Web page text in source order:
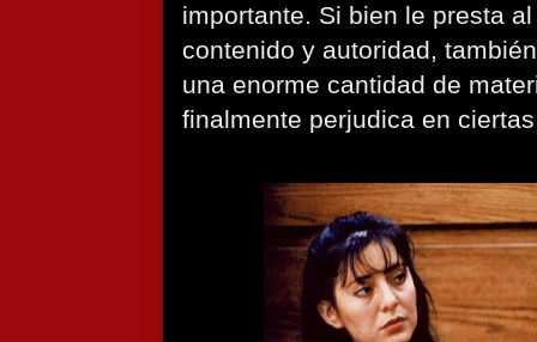
importante. Si bien le presta
contenido y autoridad,
una enorme cantidad de
finalmente perjudica en